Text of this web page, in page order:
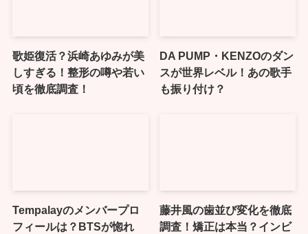
歌姫復活？浜崎あゆみが美
しすぎる！整形の噂や若い
頃を徹底調査！
DA PUMP・KENZOのダン
スが世界レベル！あの歌手
も振り付け？
Tempalayのメンバープロ
フィールは？BTSが惚れ
藤井風の歯並び変化を徹底
調査！矯正は本当？インビ